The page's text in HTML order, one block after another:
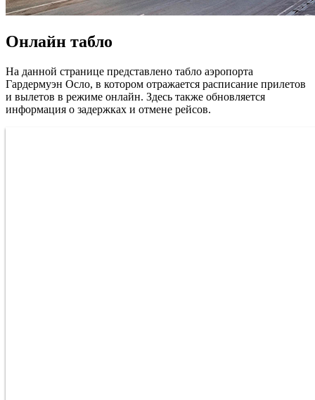
Онлайн табло
На данной странице представлено табло аэропорта
Гардермуэн Осло, в котором отражается расписание прилетов
и вылетов в режиме онлайн. Здесь также обновляется
информация о задержках и отмене рейсов.